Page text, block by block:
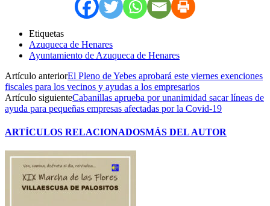
Etiquetas
Azuqueca de Henares
Ayuntamiento de Azuqueca de Henares
Artículo anteriorEl Pleno de Yebes aprobará este viernes exenciones
fiscales para los vecinos y ayudas a los empresarios
Artículo siguienteCabanillas aprueba por unanimidad sacar líneas de
ayuda para pequeñas empresas afectadas por la Covid-19
ARTÍCULOS RELACIONADOSMÁS DEL AUTOR